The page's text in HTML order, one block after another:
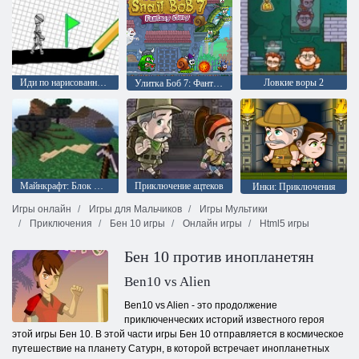
Иди по нарисованному Улитка Боб 7: Фантастическая история Ловкие воры 2
Майнкрафт: Блок шахты Приключение ацтеков
Инки: Приключения
Игры онлайн
Игры для Мальчиков
Игры Мультики
Приключения
Бен 10 игры Онлайн игры Html5 игры
Бен 10 против инопланетян
Ben10 vs Alien
Ben10 vs Alien - это продолжение
приключенческих историй известного героя
этой игры Бен 10. В этой части игры Бен 10 отправляется в космическое
путешествие на планету Сатурн, в которой встречает инопланетных